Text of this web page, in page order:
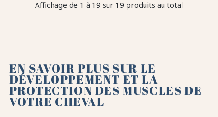
Affichage de 1 à 19 sur 19 produits au total
EN SAVOIR PLUS SUR LE
DÉVELOPPEMENT ET LA
PROTECTION DES MUSCLES DE
VOTRE CHEVAL